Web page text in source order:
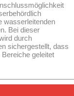
wasserleitenden
Bei dieser
durch
sichergestellt, dass
geleitet